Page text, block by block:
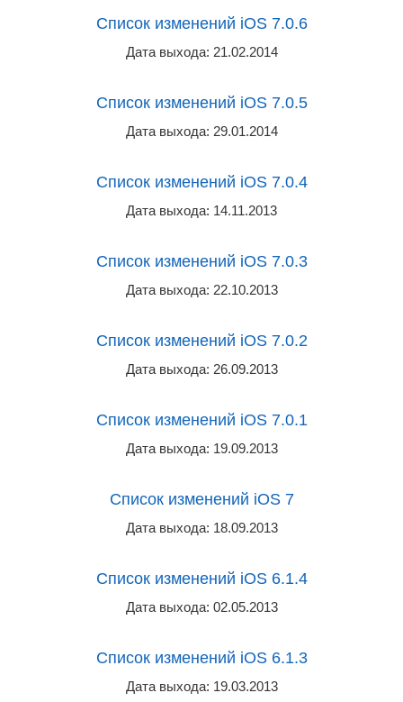
Список изменений iOS 7.0.6
Дата выхода: 21.02.2014
Список изменений iOS 7.0.5
Дата выхода: 29.01.2014
Список изменений iOS 7.0.4
Дата выхода: 14.11.2013
Список изменений iOS 7.0.3
Дата выхода: 22.10.2013
Список изменений iOS 7.0.2
Дата выхода: 26.09.2013
Список изменений iOS 7.0.1
Дата выхода: 19.09.2013
Список изменений iOS 7
Дата выхода: 18.09.2013
Список изменений iOS 6.1.4
Дата выхода: 02.05.2013
Список изменений iOS 6.1.3
Дата выхода: 19.03.2013